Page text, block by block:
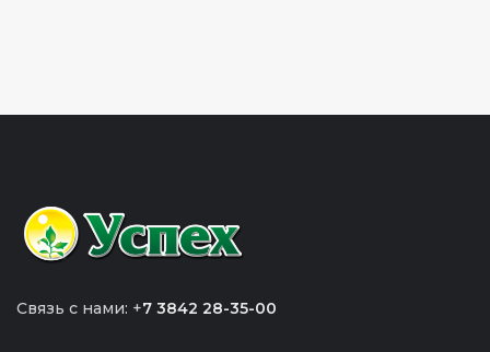
Связь с нами: +7 3842 28-35-00